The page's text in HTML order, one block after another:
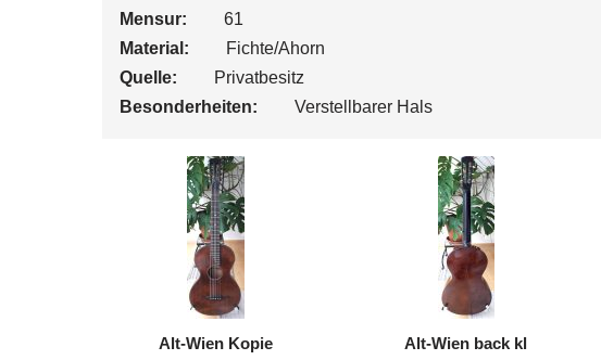
Mensur:
61
Material:
Fichte/Ahorn
Quelle:
Privatbesitz
Besonderheiten:
Verstellbarer Hals
Alt-Wien Kopie Alt-Wien back kl